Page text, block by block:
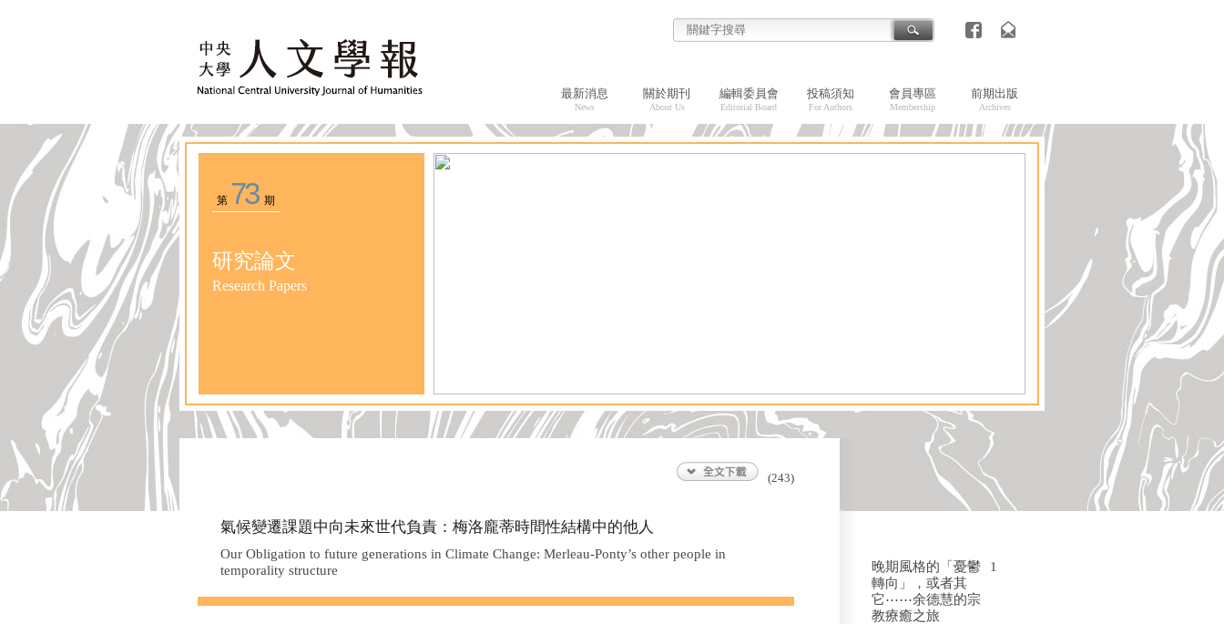
最新消息
News
關於期刊
About Us
編輯委員會
Editorial Board
投稿須知
For Authors
會員專區
Membership
前期出版
Archives
第 73期
研究論文
Research Papers
(243)
氣候變遷課題中向未來世代負責：梅洛龐蒂時間性結構中的他人
Our Obligation to future generations in Climate Change: Merleau-Ponty’s other people in
temporality structure
晚期風格的「憂鬱
轉向」，或者其
它⋯⋯余德慧的宗
教療癒之旅
1